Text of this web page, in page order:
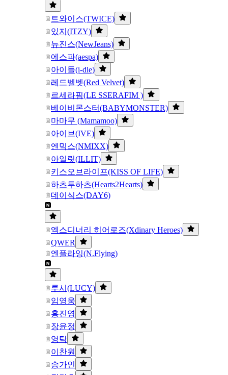
트와이스(TWICE)
있지(ITZY)
뉴진스(NewJeans)
에스파(aespa)
아이들(i-dle)
레드벨벳(Red Velvet)
르세라핌(LE SSERAFIM )
베이비몬스터(BABYMONSTER)
마마무 (Mamamoo)
아이브(IVE)
엔믹스(NMIXX)
아일릿(ILLIT)
키스오브라이프(KISS OF LIFE)
하츠투하츠(Hearts2Hearts)
데이식스(DAY6)
엑스디너리 히어로즈(Xdinary Heroes)
QWER
엔플라잉(N.Flying)
루시(LUCY)
임영웅
홍진영
장윤정
영탁
이찬원
송가인